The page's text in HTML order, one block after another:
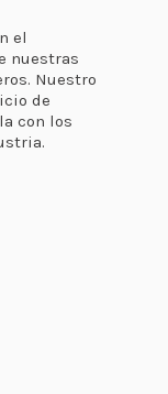
el
nuestras
Nuestro
de
con los